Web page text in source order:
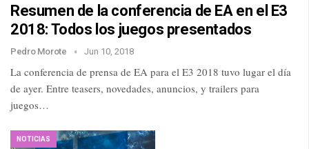
Resumen de la conferencia de EA en el E3
2018: Todos los juegos presentados
Pedro Morote Jun 10, 2018
La conferencia de prensa de EA para el E3 2018 tuvo lugar el día
de ayer. Entre teasers, novedades, anuncios, y trailers para
juegos…
NOTICIAS